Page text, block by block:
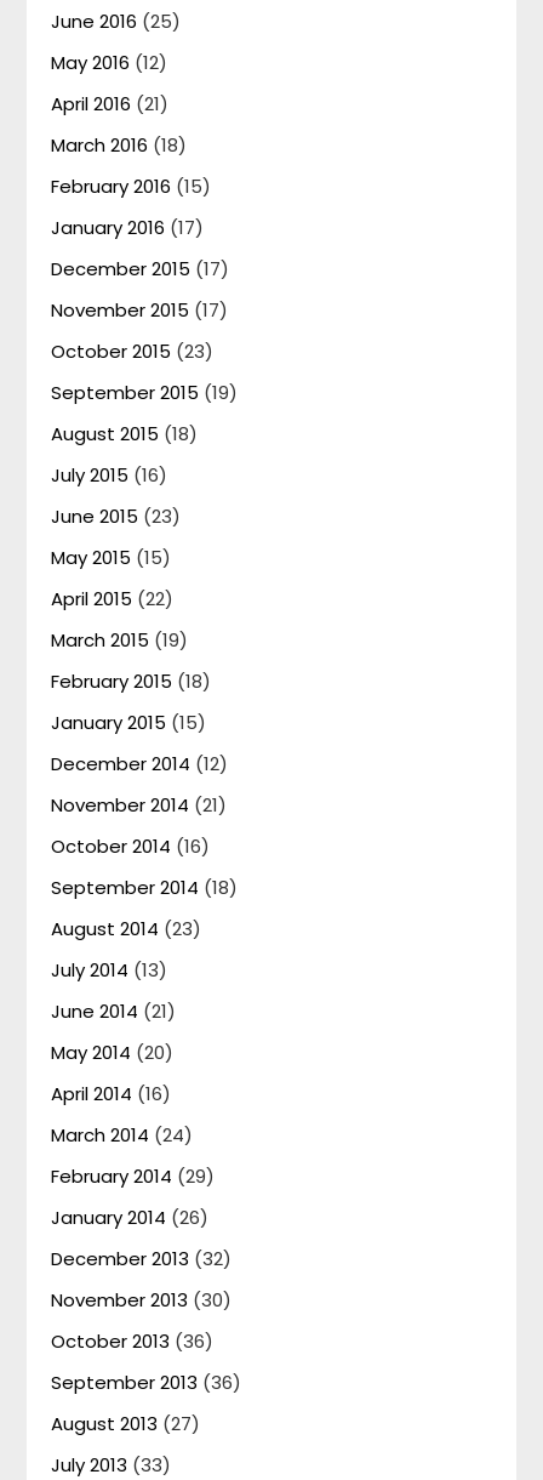
June 2016 (25)
May 2016 (12)
April 2016 (21)
March 2016 (18)
February 2016 (15)
January 2016 (17)
December 2015 (17)
November 2015 (17)
October 2015 (23)
September 2015 (19)
August 2015 (18)
July 2015 (16)
June 2015 (23)
May 2015 (15)
April 2015 (22)
March 2015 (19)
February 2015 (18)
January 2015 (15)
December 2014 (12)
November 2014 (21)
October 2014 (16)
September 2014 (18)
August 2014 (23)
July 2014 (13)
June 2014 (21)
May 2014 (20)
April 2014 (16)
March 2014 (24)
February 2014 (29)
January 2014 (26)
December 2013 (32)
November 2013 (30)
October 2013 (36)
September 2013 (36)
August 2013 (27)
July 2013 (33)